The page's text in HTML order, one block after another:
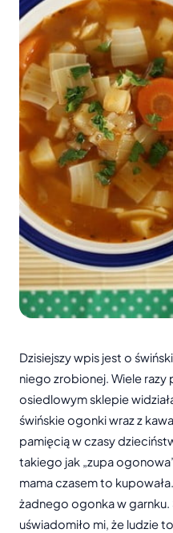
Dzisiejszy wpis jest o
niego zrobionej. Wiele
osiedlowym sklepie
świńskie ogonki wraz z
pamięcią w czasy
takiego jak „zupa
mama czasem to
żadnego ogonka w
uświadomiło mi, że ludzie